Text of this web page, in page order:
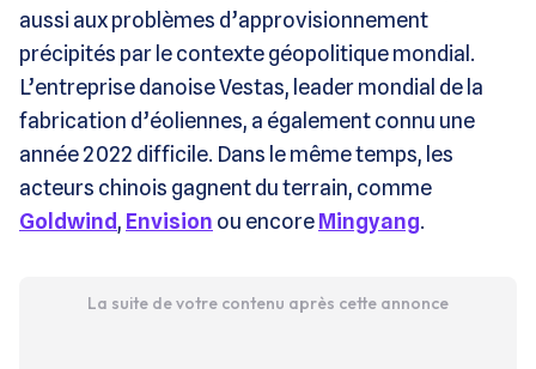
aussi aux problèmes d’approvisionnement
précipités par le contexte géopolitique mondial.
L’entreprise danoise Vestas, leader mondial de la
fabrication d’éoliennes, a également connu une
année 2022 difficile. Dans le même temps, les
acteurs chinois gagnent du terrain, comme
Goldwind, Envision ou encoreMingyang.
La suite de votre contenu après cette annonce